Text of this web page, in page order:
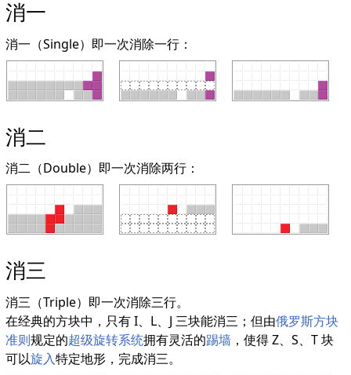
消一
消一（Single）即一次消除一行：
消二
消二（Double）即一次消除两行：
消三
消三（Triple）即一次消除三行。
在经典的方块中，只有 I、L、J 三块能消三；但由俄罗斯方块
准则规定的超级旋转系统拥有灵活的踢墙 ，使得 Z、S、T 块
可以旋入特定地形，完成消三。